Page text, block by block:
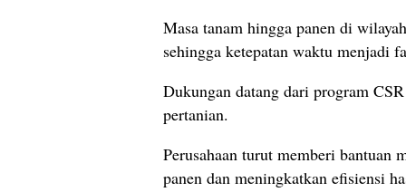
Masa tanam hingga panen di
sehingga ketepatan waktu menjadi
Dukungan datang dari program
pertanian.
Perusahaan turut memberi bantuan
panen dan meningkatkan efisiensi